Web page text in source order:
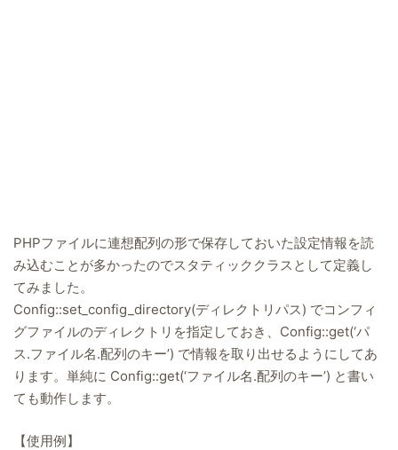
PHPファイルに連想配列の形で保存しておいた設定情報を読
み込むことが多かったのでスタティッククラスとして定義し
てみました。
Config::set_config_directory(ディレクトリパス) でコンフィ
グファイルのディレクトリを指定しておき、Config::get(‘パ
ス.ファイル名.配列のキー’) で情報を取り出せるようにしてあ
ります。単純に Config::get(‘ファイル名.配列のキー’) と書い
ても動作します。
【使用例】